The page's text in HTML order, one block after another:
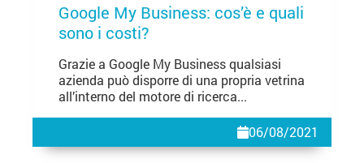
Google My Business: cos’è e quali
sono i costi?
Grazie a Google My Business qualsiasi
azienda può disporre di una propria vetrina
all’interno del motore di ricerca...
06/08/2021